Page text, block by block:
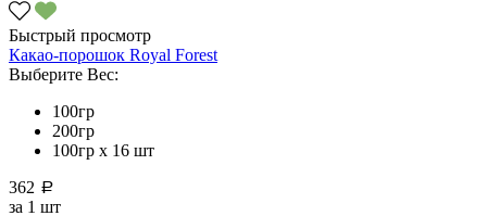
Быстрый просмотр
Какао-порошок Royal Forest
Выберите Вес:
100гр
200гр
100гр х 16 шт
362
a
за 1 шт